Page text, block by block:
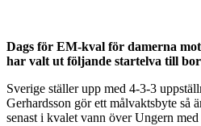
Dags för EM-kval för damerna
har valt ut följande startelva till
Sverige ställer upp med 4-3-3
Gerhardsson gör ett målvaktsbyte så
senast i kvalet vann över Ungern